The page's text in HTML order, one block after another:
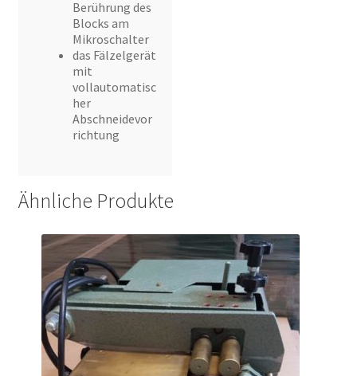
Berührung des
Blocks am
Mikroschalter
das Fälzelgerät
mit
vollautomatisc
her
Abschneidevor
richtung
Ähnliche Produkte